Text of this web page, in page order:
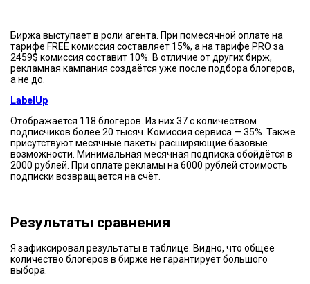
Биржа выступает в роли агента. При помесячной оплате на
тарифе FREE комиссия составляет 15%, а на тарифе PRO за
2459$ комиссия составит 10%. В отличие от других бирж,
рекламная кампания создаётся уже после подбора блогеров,
а не до.
LabelUp
Отображается 118 блогеров. Из них 37 с количеством
подписчиков более 20 тысяч. Комиссия сервиса — 35%. Также
присутствуют месячные пакеты расширяющие базовые
возможности. Минимальная месячная подписка обойдётся в
2000 рублей. При оплате рекламы на 6000 рублей стоимость
подписки возвращается на счёт.
Результаты сравнения
Я зафиксировал результаты в таблице. Видно, что общее
количество блогеров в бирже не гарантирует большого
выбора.